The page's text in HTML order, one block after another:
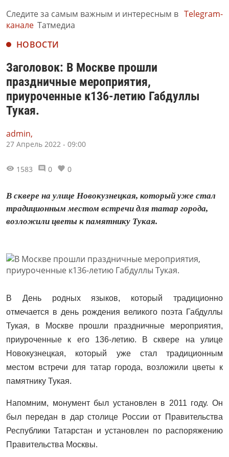
Следите за самым важным и интересным в Telegram-
канале Татмедиа
НОВОСТИ
Заголовок: В Москве прошли
праздничные мероприятия,
приуроченные к136-летию Габдуллы
Тукая.
admin,
27 Апрель 2022 - 09:00
1583 0 0
В сквере на улице Новокузнецкая, который уже стал
традиционным местом встречи для татар города,
возложили цветы к памятнику Тукая.
В День родных языков, который традиционно
отмечается в день рождения великого поэта Габдуллы
Тукая, в Москве прошли праздничные мероприятия,
приуроченные к его 136-летию. В сквере на улице
Новокузнецкая, который уже стал традиционным
местом встречи для татар города, возложили цветы к
памятнику Тукая.
Напомним, монумент был установлен в 2011 году. Он
был передан в дар столице России от Правительства
Республики Татарстан и установлен по распоряжению
Правительства Москвы.